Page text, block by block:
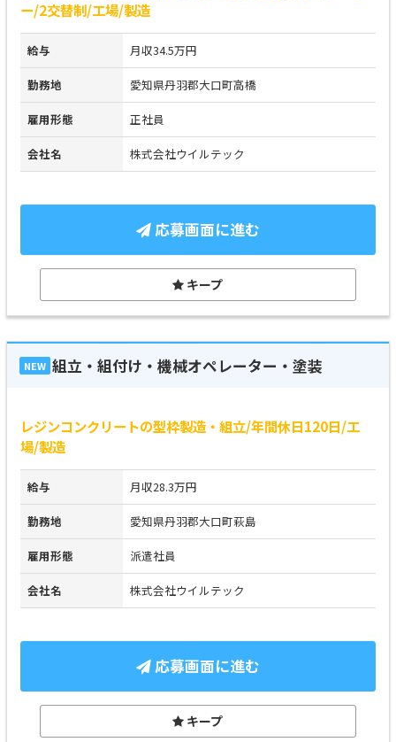
ー/2交替制/工場/製造
給与 月収34.5万円
勤務地 愛知県丹羽郡大口町高橋
雇用形態 正社員
会社名 株式会社ウイルテック
応募画面に進む
キープ
NEW 組立・組付け・機械オペレーター・塗装
レジンコンクリートの型枠製造・組立/年間休日120日/工
場/製造
給与 月収28.3万円
勤務地 愛知県丹羽郡大口町萩島
雇用形態 派遣社員
会社名 株式会社ウイルテック
応募画面に進む
キープ